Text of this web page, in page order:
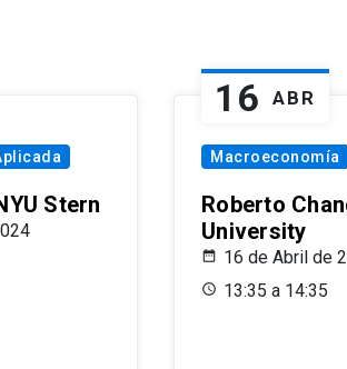
Stern
16 ABR
Macroeconomía
Roberto
University
16 de Abril de
13:35 a 14:35